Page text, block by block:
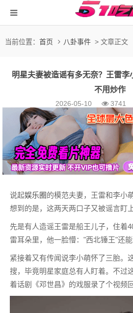
当前位置： 首页 八卦事件 > 文章正文
明星夫妻被造谣有多无奈？王雷李
不用炒作
2026-05-10 3741
说起娱乐圈的模范夫妻，王雷和李小
想到的是，这两天两口子又被谣言盯上
先是有人造谣王雷是船王儿子，住着
雷耳朵里，他一脸懵："西北锤王"还
紧接着又有传闻说李小萌怀了三胎。
搜，毕竟明星家庭总有人盯着。不过
着话剧《邓世昌》的戏服录了个视频回